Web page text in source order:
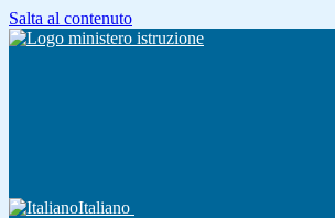
Salta al contenuto
Italiano